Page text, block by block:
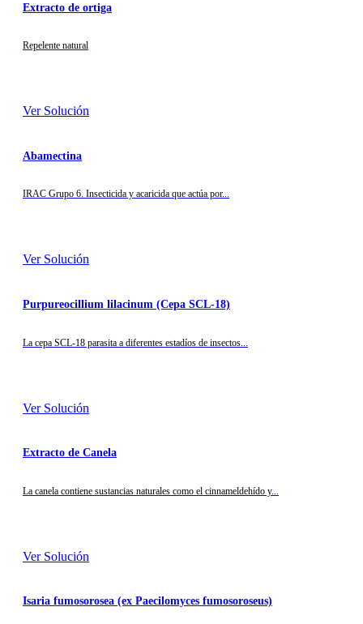
Extracto de ortiga
Repelente natural
Ver Solución
Abamectina
IRAC Grupo 6. Insecticida y acaricida que actúa por...
Ver Solución
Purpureocillium lilacinum (Cepa SCL-18)
La cepa SCL-18 parasita a diferentes estadíos de insectos...
Ver Solución
Extracto de Canela
La canela contiene sustancias naturales como el cinnameldehído y...
Ver Solución
Isaria fumosorosea (ex Paecilomyces fumosoroseus)